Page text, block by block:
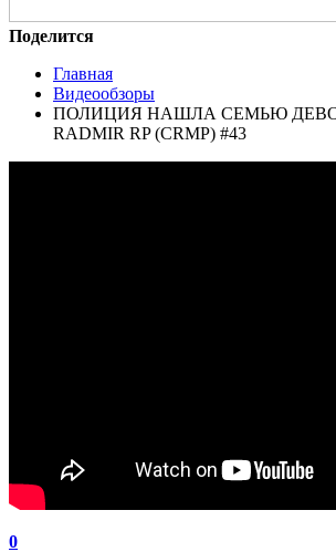
Поделится
Главная
Видеообзоры
ПОЛИЦИЯ НАШЛА СЕМЬЮ
RADMIR RP (CRMP) #43
0